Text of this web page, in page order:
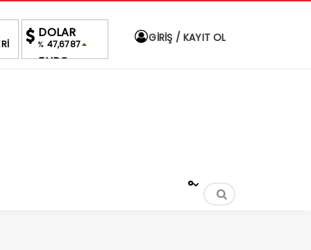
DOLAR
% 47,6787
EURO
GİRİŞ / KAYIT OL
°